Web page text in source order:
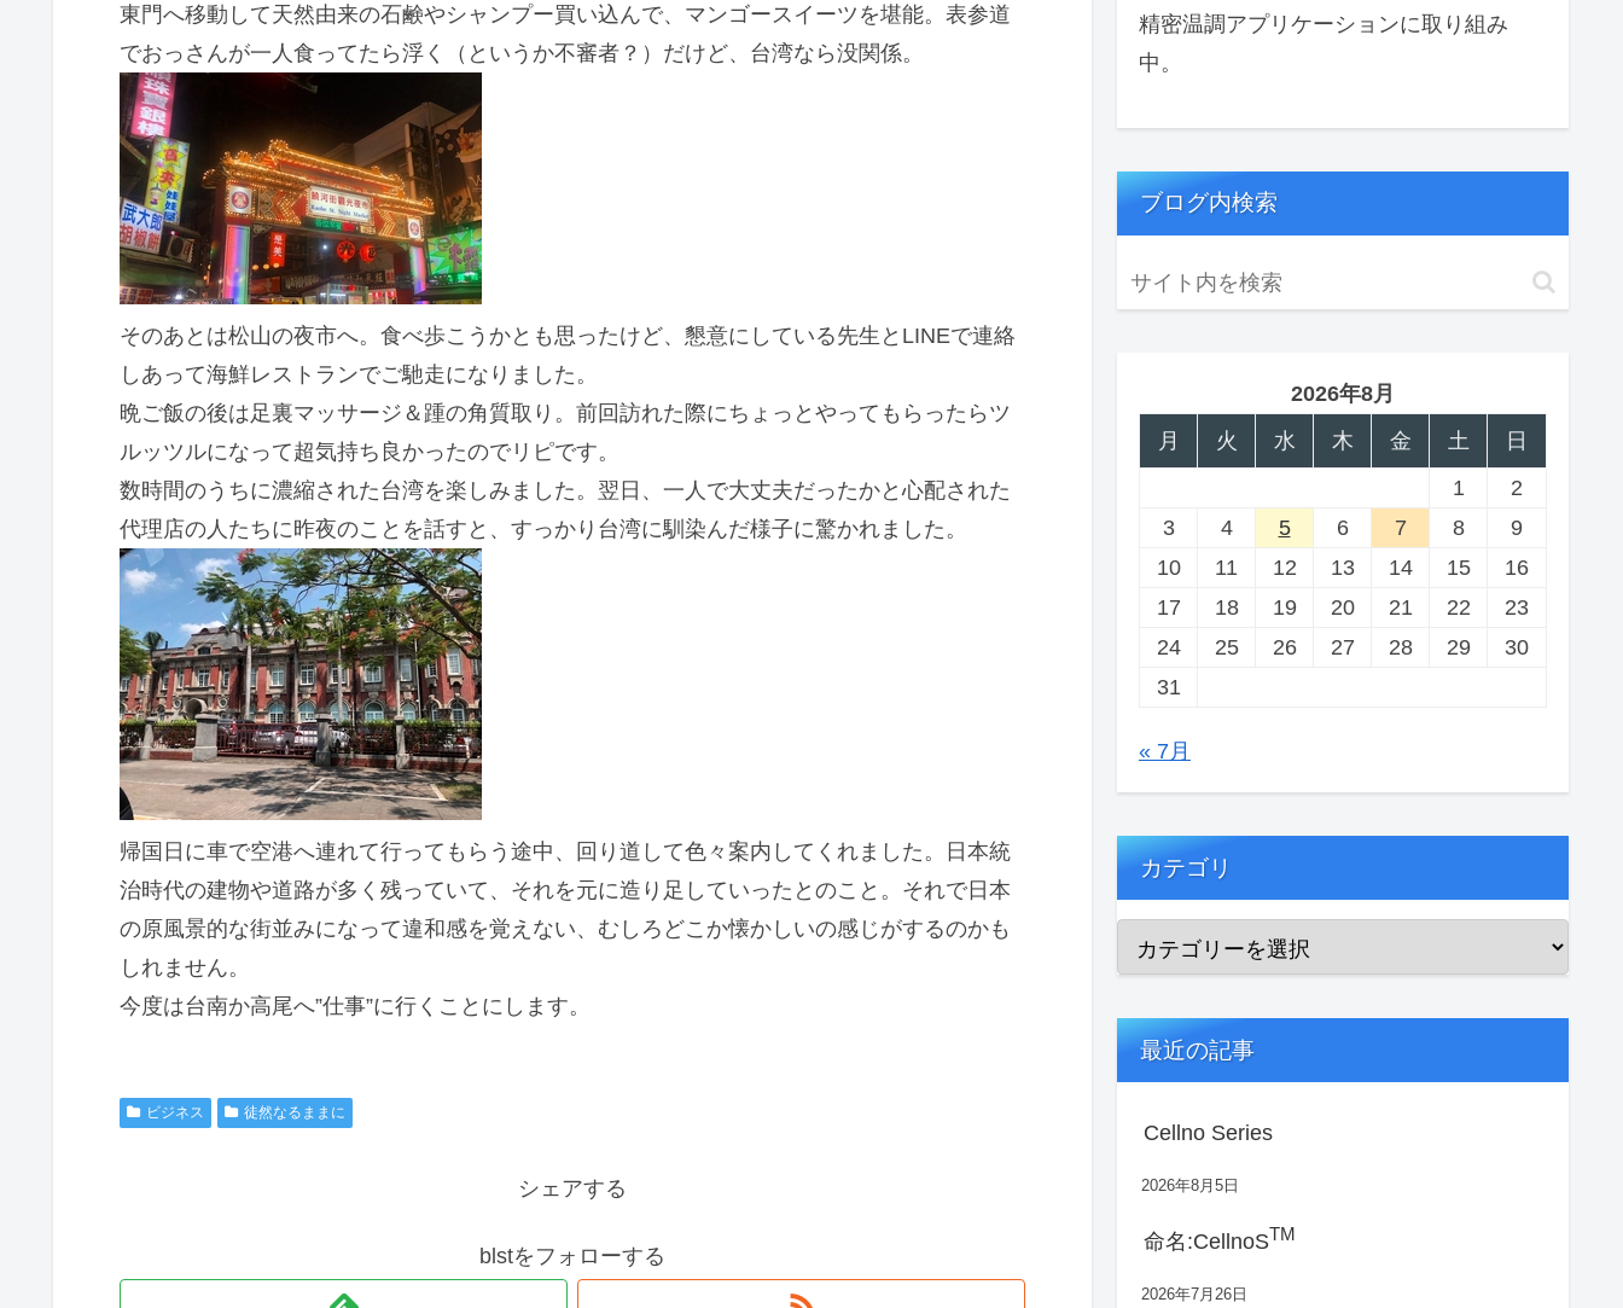
東門へ移動して天然由来の石鹸やシャンプー買い込んで、マンゴースイーツを堪能。表参道
でおっさんが一人食ってたら浮く（というか不審者？）だけど、台湾なら没関係。
そのあとは松山の夜市へ。食べ歩こうかとも思ったけど、懇意にしている先生とLINEで連絡
しあって海鮮レストランでご馳走になりました。
晩ご飯の後は足裏マッサージ＆踵の角質取り。前回訪れた際にちょっとやってもらったらツ
ルッツルになって超気持ち良かったのでリピです。
数時間のうちに濃縮された台湾を楽しみました。翌日、一人で大丈夫だったかと心配された
代理店の人たちに昨夜のことを話すと、すっかり台湾に馴染んだ様子に驚かれました。
帰国日に車で空港へ連れて行ってもらう途中、回り道して色々案内してくれました。日本統
治時代の建物や道路が多く残っていて、それを元に造り足していったとのこと。それで日本
の原風景的な街並みになって違和感を覚えない、むしろどこか懐かしいの感じがするのかも
しれません。
今度は台南か高尾へ”仕事”に行くことにします。
ビジネス 徒然なるままに
シェアする
blstをフォローする
精密温調アプリケーションに取り組み
中。
ブログ内検索
2026年8月
月
火 水 木 金 土
日
1
2
3
4 5 6 7 8
9
10
11 12 13 14 15
16
17
18 19 20 21 22
23
24
25 26 27 28 29
30
31
« 7月
カテゴリ
最近の記事
Cellno Series
2026年8月5日
命名:CellnoSTM
2026年7月26日